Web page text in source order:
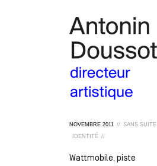
NOVEMBRE 2011 // SANS SUITE
IDENTITÉ //
Wattmobile, piste